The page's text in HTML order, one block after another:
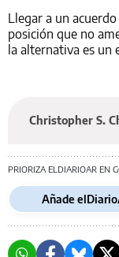
Llegar a un
posición que no
la alternativa es
Christopher S.
PRIORIZA ELDIARIOAR EN
Añade